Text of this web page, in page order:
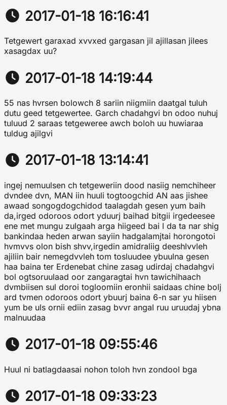
2017-01-18 16:16:41
Tetgewert garaxad xvvxed gargasan jil ajillasan jilees
xasagdax uu?
2017-01-18 14:19:44
55 nas hvrsen bolowch 8 sariin niigmiin daatgal tuluh
dutu geed tetgewertee. Garch chadahgvi bn odoo nuhuj
tuluud 2 saraas tetgeweree awch boloh uu huwiaraa
tuldug ajilgvi
2017-01-18 13:14:41
ingej nemuulsen ch tetgeweriin dood nasiig nemchiheer
dvndee dvn, MAN iin huuli togtoogchid AN aas jishee
awaad songogdogchidod taalagdah gesen yum baih
da,irged odoroos odort yduurj baihad bitgii irgedeesee
ene met mungu zulgaah arga hiigeed bai l da ta nar shig
bankindaa heden arwan sayiin hadgalamjtai horongotoi
hvmvvs olon bish shvv,irgedin amidraliig deeshlvvleh
ajiliin bair nemegdvvleh tom tosluudee ybuulna gesen
haa baina ter Erdenebat chine zasag udirdaj chadahgvi
bol ogtsoruulaad oor zangaragtai hvn tawichihaach
dvmbiisen sul doroi togloomiin eronhii saidaas chine bolj
ard tvmen odoroos odort ybuurj baina 6-n sar yu hiisen
yum be uls ornii ediin zasag bvvr angal ruu uruudaj ybna
malnuudaa
2017-01-18 09:55:46
Huul ni batlagdaasai nohon toloh hvn zondool bga
2017-01-18 09:33:23